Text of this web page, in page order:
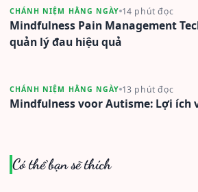
CHÁNH NIỆM HẰNG NGÀY 14 phút đọc
Mindfulness Pain Management
quản lý đau hiệu quả
CHÁNH NIỆM HẰNG NGÀY 13 phút đọc
Mindfulness voor Autisme: Lợi ích
Có thể bạn sẽ thích